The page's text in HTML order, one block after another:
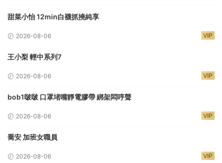
甜菜小怡 12min白襪抓撓純享
2026-08-06 VIP
王小梨 輕中系列7
2026-08-06 VIP
bob1啵啵 口罩堵嘴靜電膠帶 綁架悶哼聲
2026-08-06 VIP
喬安 加班女職員
2026-08-06 VIP